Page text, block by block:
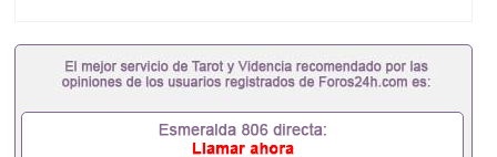
todas las opciones que sean necesarias.